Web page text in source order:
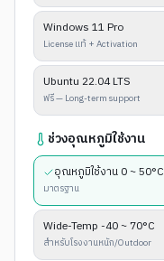
Windows 11 Pro
License แท้ + Activation
Ubuntu 22.04 LTS
ฟรี — Long-term support
ช่วงอุณหภูมิใช้งาน
อุณหภูมิใช้งาน 0 ~ 50°C
มาตรฐาน
Wide-Temp -40 ~ 70°C
สำหรับโรงงานหนัก/Outdoor